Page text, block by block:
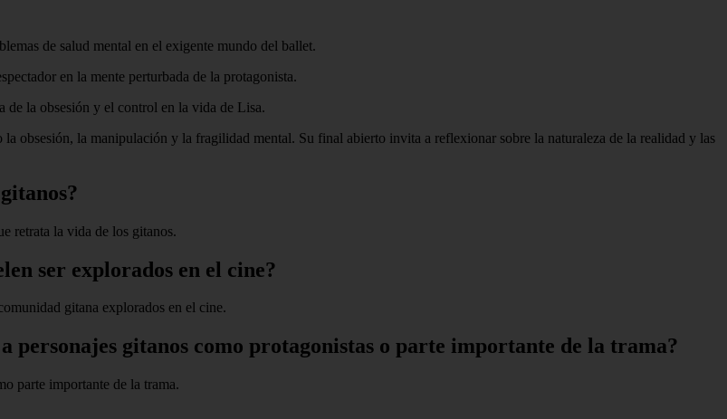
de salud mental en el exigente mundo del ballet.
en la mente perturbada de la protagonista.
de la obsesión y el control en la vida de Lisa.
obsesión, la manipulación y la fragilidad mental. Su final abierto invita a reflexionar sobre la naturaleza de la realidad y las
retrata la vida de los gitanos.
ser explorados en el cine?
gitana explorados en el cine.
personajes gitanos como protagonistas o parte importante de la trama?
parte importante de la trama.